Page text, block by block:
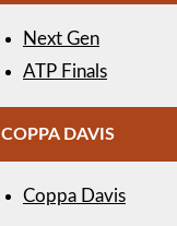
Next Gen
ATP Finals
COPPA DAVIS
Coppa Davis